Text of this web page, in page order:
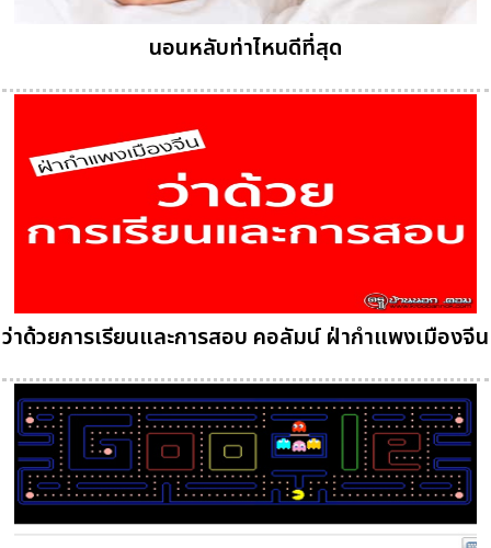
นอนหลับท่าไหนดีที่สุด
ว่าด้วยการเรียนและการสอบ คอลัมน์ ฝ่ากำแพงเมืองจีน